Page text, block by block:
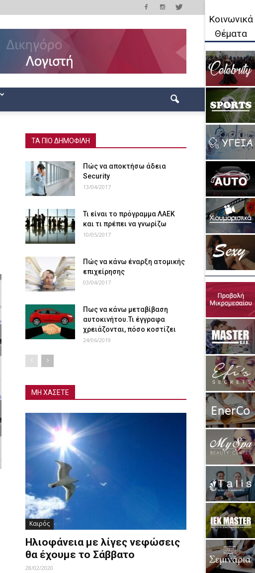
ΤΑ ΠΙΟ ΔΗΜΟΦΙΛΗ
Πώς να αποκτήσω άδεια
Security
13/04/2017
Τι είναι το πρόγραμμα ΛΑΕΚ
και τι πρέπει να γνωρίζω
10/05/2017
Πώς να κάνω έναρξη ατομικής
επιχείρησης
03/04/2017
Πως να κάνω μεταβίβαση
αυτοκινήτου.Τι έγγραφα
χρειάζονται, πόσο κοστίζει
24/06/2019
ΜΗ ΧΑΣΕΤΕ
Καιρός
Ηλιοφάνεια με λίγες νεφώσεις
θα έχουμε το Σάββατο
28/02/2020
Κοινωνικά
Θέματα